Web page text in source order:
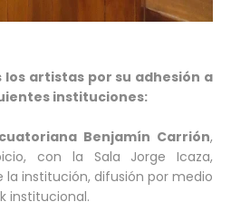
artistas por su adhesión a
instituciones:
Benjamín Carrión,
con la Sala Jorge Icaza,
la institución, difusión por medio
institucional.